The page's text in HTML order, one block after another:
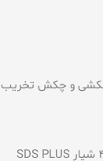
چکشی و چکش تخریب